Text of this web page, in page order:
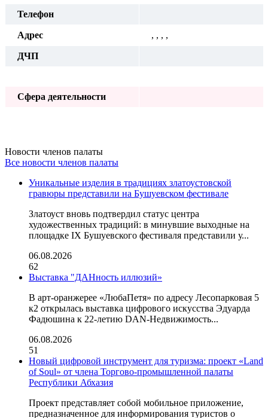
Телефон
Адрес , , , ,
ДЧП
Сфера деятельности
Новости членов палаты
Все новости членов палаты
Уникальные изделия в традициях златоустовской
гравюры представили на Бушуевском фестивале
Златоуст вновь подтвердил статус центра
художественных традиций: в минувшие выходные на
площадке IX Бушуевского фестиваля представили у...
06.08.2026
62
Выставка "ДАНность иллюзий»
В арт-оранжерее «ЛюбаПетя» по адресу Лесопарковая 5
к2 открылась выставка цифрового искусства Эдуарда
Фадюшина к 22-летию DAN-Недвижимость...
06.08.2026
51
Новый цифровой инструмент для туризма: проект «Land
of Soul» от члена Торгово-промышленной палаты
Республики Абхазия
Проект представляет собой мобильное приложение,
предназначенное для информирования туристов о